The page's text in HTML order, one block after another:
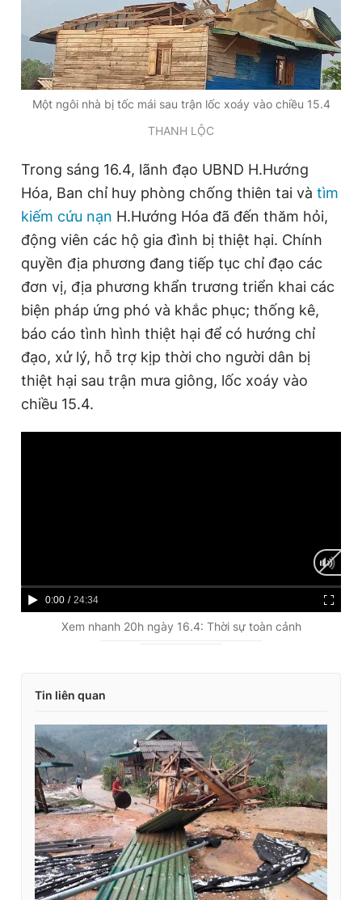
Một ngôi nhà bị tốc mái sau trận lốc xoáy vào chiều 15.4
THANH LỘC
Trong sáng 16.4, lãnh đạo UBND H.Hướng
Hóa, Ban chỉ huy phòng chống thiên tai và tìm
kiếm cứu nạn H.Hướng Hóa đã đến thăm hỏi,
động viên các hộ gia đình bị thiệt hại. Chính
quyền địa phương đang tiếp tục chỉ đạo các
đơn vị, địa phương khẩn trương triển khai các
biện pháp ứng phó và khắc phục; thống kê,
báo cáo tình hình thiệt hại để có hướng chỉ
đạo, xử lý, hỗ trợ kịp thời cho người dân bị
thiệt hại sau trận mưa giông, lốc xoáy vào
chiều 15.4.
C
e
t
T
i
m
e
0:00 / D
u
t
n
24:34
Xem nhanh 20h ngày 16.4: Thời sự toàn cảnh
Tin liên quan